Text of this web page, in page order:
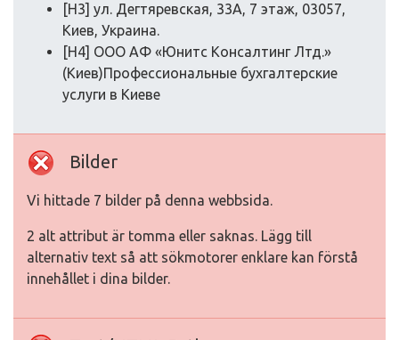
[H3] ул. Дегтяревская, 33А, 7 этаж, 03057,
Киев, Украина.
[H4] ООО АФ «Юнитс Консалтинг Лтд.»
(Киев)Профессиональные бухгалтерские
услуги в Киеве
Bilder
Vi hittade 7 bilder på denna webbsida.
2 alt attribut är tomma eller saknas. Lägg till
alternativ text så att sökmotorer enklare kan förstå
innehållet i dina bilder.